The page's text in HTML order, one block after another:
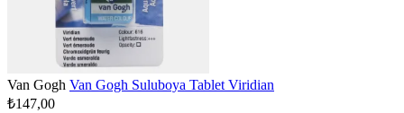
Van Gogh Van Gogh Suluboya Tablet Viridian
₺147,00